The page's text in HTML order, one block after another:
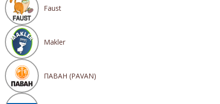
Faust
Makler
ПАВАН (PAVAN)